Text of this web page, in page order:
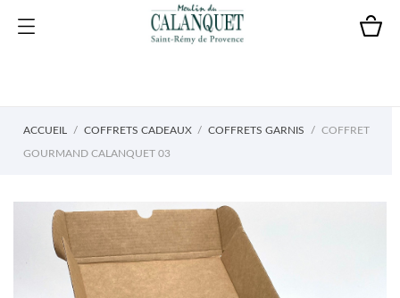
ACCUEIL COFFRETS CADEAUX COFFRETS GARNIS COFFRET
GOURMAND CALANQUET 03